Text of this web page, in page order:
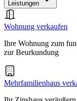
Leistungen
Wohnung verkaufen
Ihre Wohnung zum
zur Beurkundung
Mehrfamilienhaus